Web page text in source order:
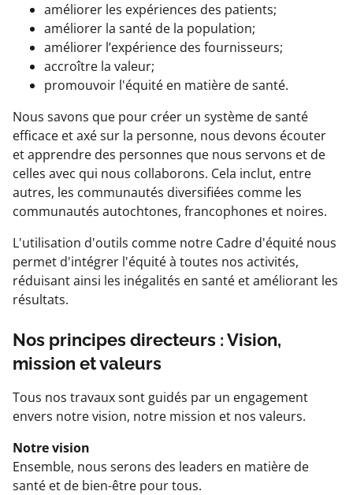
améliorer les expériences des patients;
améliorer la santé de la population;
améliorer l’expérience des fournisseurs;
accroître la valeur;
promouvoir l'équité en matière de santé.
Nous savons que pour créer un système de santé
efficace et axé sur la personne, nous devons écouter
et apprendre des personnes que nous servons et de
celles avec qui nous collaborons. Cela inclut, entre
autres, les communautés diversifiées comme les
communautés autochtones, francophones et noires.
L'utilisation d'outils comme notre Cadre d'équité nous
permet d'intégrer l'équité à toutes nos activités,
réduisant ainsi les inégalités en santé et améliorant les
résultats.
Nos principes directeurs : Vision,
mission et valeurs
Tous nos travaux sont guidés par un engagement
envers notre vision, notre mission et nos valeurs.
Notre vision
Ensemble, nous serons des leaders en matière de
santé et de bien-être pour tous.